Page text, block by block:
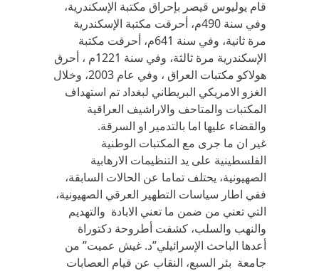
قام يوليوس قيصر بإحراق مكتبة الإسكندرية،
وفي سنة 490م، أحرقت مكتبة الإسكندرية
مرة ثانية، وفي سنة 641م، أحرقت مكتبة
الإسكندرية مرة ثالثة، وفي سنة 1221م ، أحرق
هولاكو مكتبات العراق ، وفي عام 2003، وخلال
الغزو الامريكي البريطاني لبغداد تم استهداف
المكتبات والمتاحف والاراشيف العراقية
والقضاء عليها اما بالتدمير او السرقة.
غير ان ما جرى مع المكتبات الوطنية
الفلسطينية على يد التنظيمات الارهابية
الصهيونية، يحتلف تماما عن الحالات السابقة،
ففي اطار سياسات التطهير العرقي الصهيونية،
التي تعني من ضمن ما تعني الابادة والتهديم
والنهب والسلب، كشفت أطروحة دكتوراة
أعدها الباحث الإسرائيلي”د. غيش عميت” من
جامعة بئر السبع، النقاب عن قيام العصابات